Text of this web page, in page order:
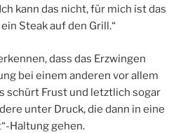
kann das nicht, für mich ist das
Steak auf den Grill.“
dass das Erzwingen
bei einem anderen vor allem
schürt Frust und letztlich sogar
unter Druck, die dann in eine
Haltung gehen.